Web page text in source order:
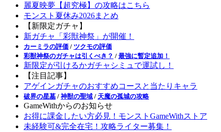
麗夏映夢【超究極】の攻略はこちら
モンスト夏休み2026まとめ
【新限定ガチャ】
新ガチャ「彩獣神祭」が開催！
カーミラの評価 / ツクモの評価
彩獣神祭のガチャは引くべき？ / 最強に暫定追加！
新限定が引けるかガチャシミュで運試し！
【注目記事】
アゲインガチャのおすすめコースと当たりキャラ
破界の星墓 / 神獣の聖域 / 天魔の孤城の攻略
GameWithからのお知らせ
お得に課金したい方必見！モンストGameWithストア
未経験可&完全在宅！攻略ライター募集！